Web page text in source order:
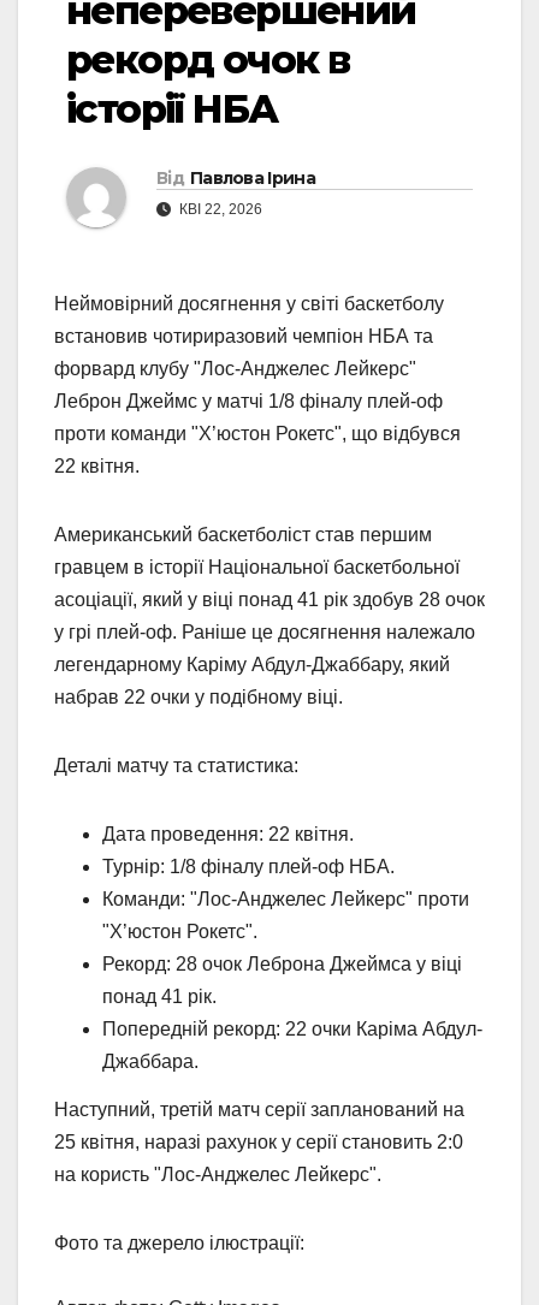
неперевершений
рекорд очок в
історії НБА
Від Павлова Ірина
КВІ 22, 2026
Неймовірний досягнення у світі баскетболу
встановив чотириразовий чемпіон НБА та
форвард клубу "Лос-Анджелес Лейкерс"
Леброн Джеймс у матчі 1/8 фіналу плей-оф
проти команди "Х’юстон Рокетс", що відбувся
22 квітня.
Американський баскетболіст став першим
гравцем в історії Національної баскетбольної
асоціації, який у віці понад 41 рік здобув 28 очок
у грі плей-оф. Раніше це досягнення належало
легендарному Каріму Абдул-Джаббару, який
набрав 22 очки у подібному віці.
Деталі матчу та статистика:
Дата проведення: 22 квітня.
Турнір: 1/8 фіналу плей-оф НБА.
Команди: "Лос-Анджелес Лейкерс" проти
"Х’юстон Рокетс".
Рекорд: 28 очок Леброна Джеймса у віці
понад 41 рік.
Попередній рекорд: 22 очки Каріма Абдул-
Джаббара.
Наступний, третій матч серії запланований на
25 квітня, наразі рахунок у серії становить 2:0
на користь "Лос-Анджелес Лейкерс".
Фото та джерело ілюстрації: